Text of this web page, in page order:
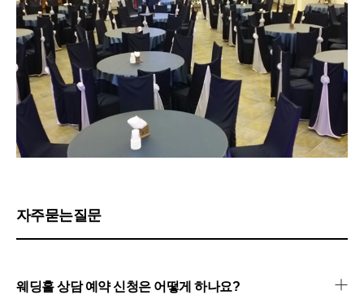
자주묻는질문
웨딩홀 상담 예약 신청은 어떻게 하나요?